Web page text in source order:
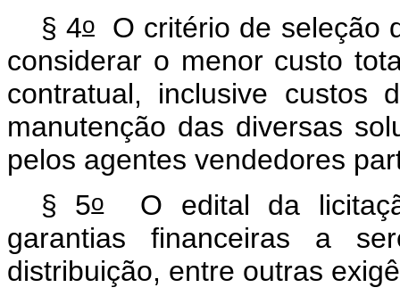
§ 4oO critério de seleção
considerar o menor custo
contratual, inclusive custos
manutenção das diversas
pelos agentes vendedores
§ 5oO edital da
garantias financeiras a
distribuição, entre outras